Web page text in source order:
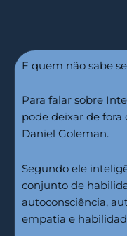
E quem não sabe
Para falar sobre
pode deixar de
Daniel Goleman.
Segundo ele
conjunto de
autoconsciência,
empatia e